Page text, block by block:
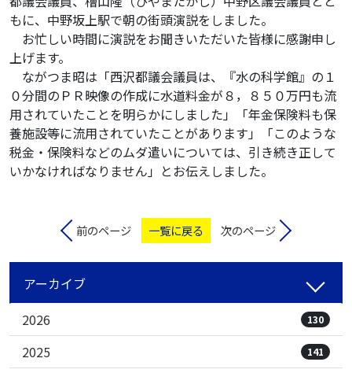
もに、中野坂上駅で朝の街頭演説をしました。
お忙しい時間に演説をお聞きいただいた皆様に感謝申し
上げます。
ながつま昭は「西沢都議会議員は、『水の科学館』の１
０分間のＰＲ映像の作成に水道料金が８，８５０万円も流
用されていたことを明らかにしました」「年金保険料も保
養施設等に流用されていたことがあります」「このような
税金・保険料などのムダ遣いについては、引き続き正して
いかなければなりません」とお伝えしました。
前のページ 一覧に戻る 次のページ
アーカイブ
2026
130
2025 141